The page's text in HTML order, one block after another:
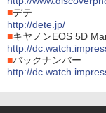
■デテ
http://dete.jp/
■キヤノンEOS 5D
http://
■バックナンバー
http://